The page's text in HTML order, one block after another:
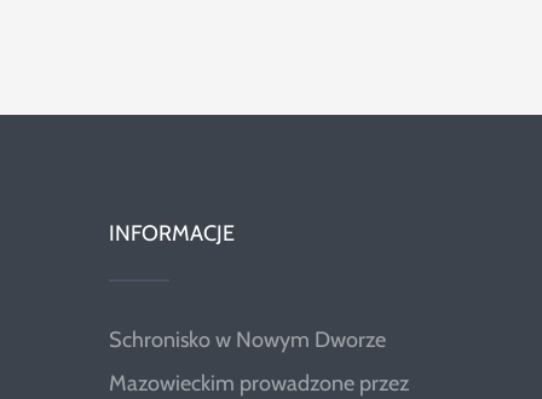
INFORMACJE
Schronisko w Nowym Dworze
Mazowieckim prowadzone przez